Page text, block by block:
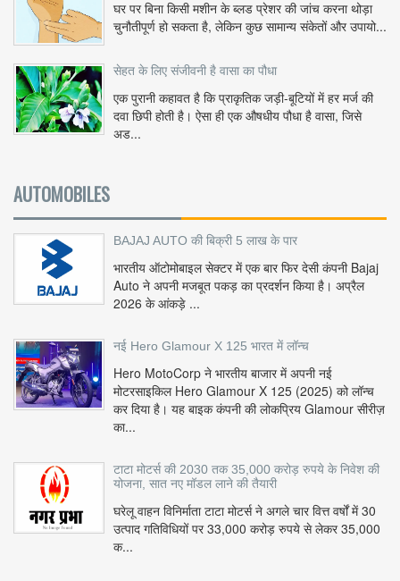
घर पर बिना किसी मशीन के ब्लड प्रेशर की जांच करना थोड़ा
चुनौतीपूर्ण हो सकता है, लेकिन कुछ सामान्य संकेतों और उपायो...
सेहत के लिए संजीवनी है वासा का पौधा
एक पुरानी कहावत है कि प्राकृतिक जड़ी-बूटियों में हर मर्ज की
दवा छिपी होती है। ऐसा ही एक औषधीय पौधा है वासा, जिसे
अड...
AUTOMOBILES
BAJAJ AUTO की बिक्री 5 लाख के पार
भारतीय ऑटोमोबाइल सेक्टर में एक बार फिर देसी कंपनी Bajaj
Auto ने अपनी मजबूत पकड़ का प्रदर्शन किया है। अप्रैल
2026 के आंकड़े ...
नई Hero Glamour X 125 भारत में लॉन्च
Hero MotoCorp ने भारतीय बाजार में अपनी नई
मोटरसाइकिल Hero Glamour X 125 (2025) को लॉन्च
कर दिया है। यह बाइक कंपनी की लोकप्रिय Glamour सीरीज़
का...
टाटा मोटर्स की 2030 तक 35,000 करोड़ रुपये के निवेश की
योजना, सात नए मॉडल लाने की तैयारी
घरेलू वाहन विनिर्माता टाटा मोटर्स ने अगले चार वित्त वर्षों में 30
उत्पाद गतिविधियों पर 33,000 करोड़ रुपये से लेकर 35,000
क...